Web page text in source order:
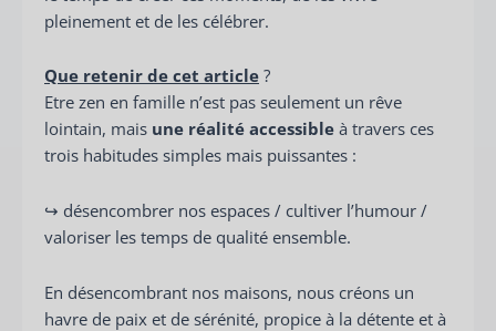
pleinement et de les célébrer.
Que retenir de cet article ?
Etre zen en famille n’est pas seulement un rêve
lointain, mais une réalité accessible à travers ces
trois habitudes simples mais puissantes :
↪️ désencombrer nos espaces / cultiver l’humour /
valoriser les temps de qualité ensemble.
En désencombrant nos maisons, nous créons un
havre de paix et de sérénité, propice à la détente et à